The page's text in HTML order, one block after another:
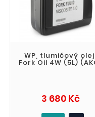
WP, tlumičový
Fork Oil 4W (5L)
3 680 Kč